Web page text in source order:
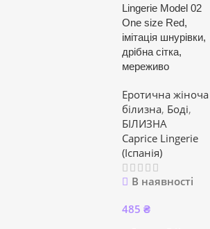
Lingerie Model 02
One size Red,
імітація шнурівки,
дрібна сітка,
мереживо
Еротична жіноча
білизна, Боді,
БІЛИЗНА
Caprice Lingerie
(Іспанія)
В наявності
485 ₴